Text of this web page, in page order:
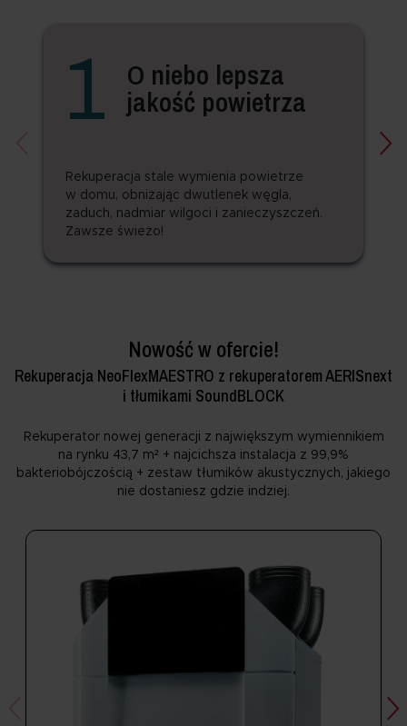
1 O niebo lepsza
jakość powietrza
Rekuperacja stale wymienia powietrze
w domu, obniżając dwutlenek węgla,
zaduch, nadmiar wilgoci i zanieczyszczeń.
Zawsze świeżo!
Nowość w ofercie!
Rekuperacja NeoFlexMAESTRO z rekuperatorem AERISnext
i tłumikami SoundBLOCK
Rekuperator nowej generacji z największym wymiennikiem
na rynku 43,7 m² + najcichsza instalacja z 99,9%
bakteriobójczością + zestaw tłumików akustycznych, jakiego
nie dostaniesz gdzie indziej.